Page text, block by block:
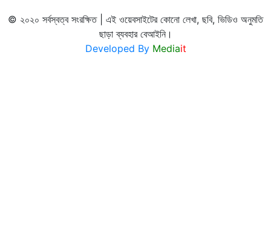
© ২০২০ সর্বস্বত্ব সংরক্ষিত | এই ওয়েবসাইটের কোনো লেখা, ছবি, ভিডিও অনুমতি
ছাড়া ব্যবহার বেআইনি।
Developed By Mediait